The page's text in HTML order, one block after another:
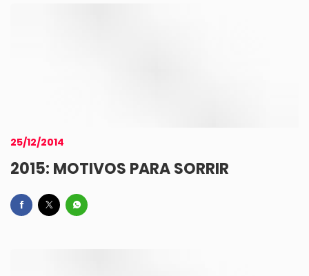
25/12/2014
2015: MOTIVOS PARA SORRIR